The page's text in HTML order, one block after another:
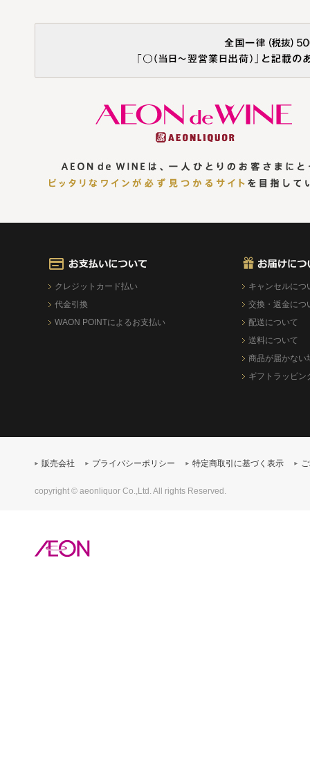
クレジットカード払い
代金引換
WAON POINTによるお支払い
キャンセルにつ
交換・返金につ
配送について
送料について
商品が届かない
ギフトラッピン
販売会社 プライバシーポリシー 特定商取引に基づく表示
copyright © aeonliquor Co.,Ltd. All rights Reserved.